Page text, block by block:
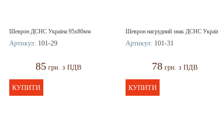
Шеврон ДСНС Україна 95х80мм
Артикул: 101-29
85грн. з ПДВ
КУПИТИ
Шеврон нагрудний знак ДСНС
Артикул: 101-31
78грн. з ПДВ
КУПИТИ